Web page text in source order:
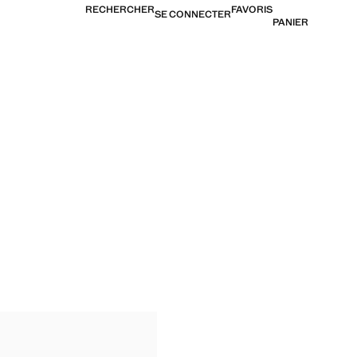
RECHERCHERSE CONNECTERFAVORIS
PANIER
SLIM FIT
FIT